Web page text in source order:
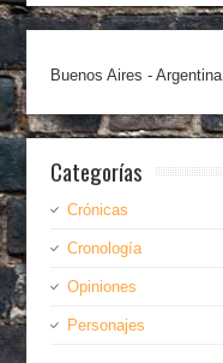
Buenos Aires - Argentina
Categorías
Crónicas
Cronología
Opiniones
Personajes